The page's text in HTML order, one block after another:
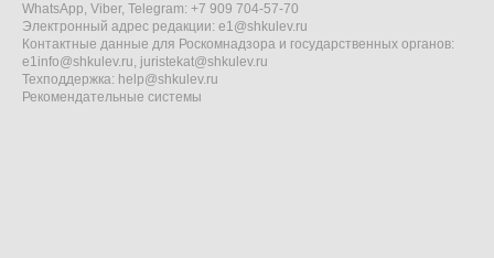
WhatsApp, Viber, Telegram: +7 909 704-57-70
Электронный адрес редакции: e1@shkulev.ru
Контактные данные для Роскомнадзора и государственных органов:
e1info@shkulev.ru, juristekat@shkulev.ru
Техподдержка: help@shkulev.ru
Рекомендательные системы